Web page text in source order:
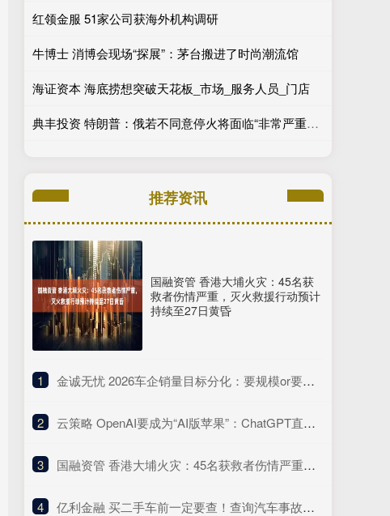
红领金服 51家公司获海外机构调研
牛博士 消博会现场“探展”：茅台搬进了时尚潮流馆
海证资本 海底捞想突破天花板_市场_服务人员_门店
典丰投资 特朗普：俄若不同意停火将面临“非常严重后果”
推荐资讯
国融资管 香港大埔火灾：45名获
救者伤情严重，灭火救援行动预计
持续至27日黄昏
1 ​金诚无忧 2026车企销量目标分化：要规模or要利润，谁能跑赢淘汰赛？
2 ​云策略 OpenAI要成为“AI版苹果”：ChatGPT直接装App，变身“操作系统”，Agent Kit几分钟开发复杂应用，多款AI硬件正在研发
3 ​国融资管 香港大埔火灾：45名获救者伤情严重，灭火救援行动预计持续至27日黄昏
4 ​亿利金融 买二手车前一定要查！查询汽车事故记录全流程